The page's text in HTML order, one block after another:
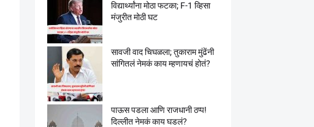
विद्यार्थ्यांना मोठा फटका; F-1 व्हिसा
मंजुरीत मोठी घट
सावजी वाद चिघळला; तुकाराम मुंढेंनी
सांगितलं नेमकं काय म्हणायचं होतं?
पाऊस पडला आणि राजधानी ठप्प!
दिल्लीत नेमकं काय घडलं?